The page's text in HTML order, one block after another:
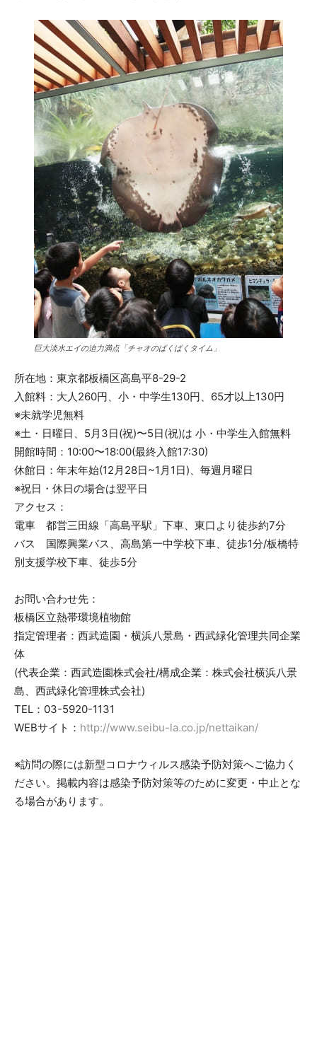
巨大淡水エイの迫力満点「チャオのぱくぱくタイム」
所在地：東京都板橋区高島平8-29-2
入館料：大人260円、小・中学生130円、65才以上130円
※未就学児無料
※土・日曜日、5月3日(祝)〜5日(祝)は 小・中学生入館無料
開館時間：10:00〜18:00(最終入館17:30)
休館日：年末年始(12月28日~1月1日)、毎週月曜日
※祝日・休日の場合は翌平日
アクセス：
電車 都営三田線「高島平駅」下車、東口より徒歩約7分
バス 国際興業バス、高島第一中学校下車、徒歩1分/板橋特
別支援学校下車、徒歩5分
お問い合わせ先：
板橋区立熱帯環境植物館
指定管理者：西武造園・横浜八景島・西武緑化管理共同企業
体
(代表企業：西武造園株式会社/構成企業：株式会社横浜八景
島、西武緑化管理株式会社)
TEL：03-5920-1131
WEBサイト： http://www.seibu-la.co.jp/nettaikan/
※訪問の際には新型コロナウィルス感染予防対策へご協力く
ださい。掲載内容は感染予防対策等のために変更・中止とな
る場合があります。